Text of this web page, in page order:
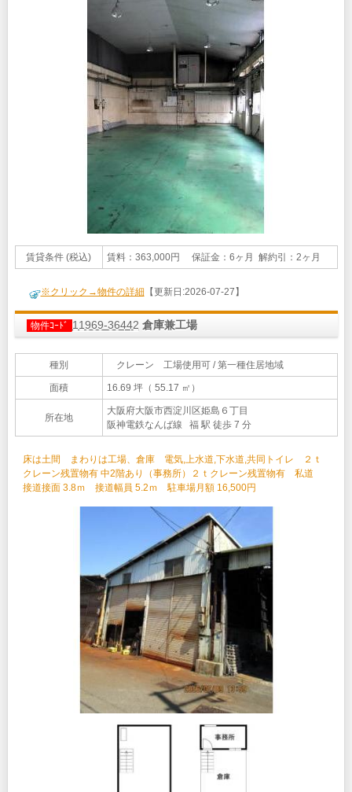
賃貸条件 (税込) 賃料：363,000円 保証金：6ヶ月 解約引：2ヶ月
※クリック→物件の詳細 【更新日:2026-07-27】
物件ｺｰﾄﾞ 11969-36442 倉庫兼工場
種別 クレーン 工場使用可 / 第一種住居地域
面積 16.69 坪（ 55.17 ㎡）
所在地
大阪府大阪市西淀川区姫島６丁目
阪神電鉄なんば線 福 駅 徒歩 7 分
床は土間 まわりは工場、倉庫 電気,上水道,下水道,共同トイレ ２ｔ
クレーン残置物有 中2階あり（事務所）２ｔクレーン残置物有 私道
接道接面 3.8ｍ 接道幅員 5.2ｍ 駐車場月額 16,500円